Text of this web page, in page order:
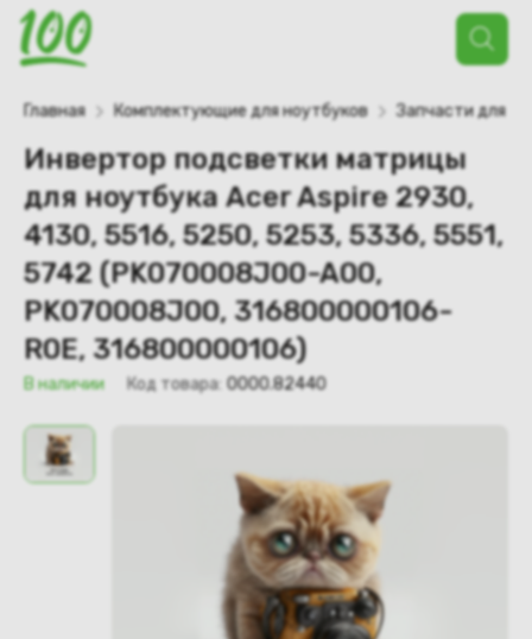
Поиск
товаров
Главная Комплектующие для ноутбуков Запчасти для
Инвертор подсветки матрицы
для ноутбука Acer Aspire 2930,
4130, 5516, 5250, 5253, 5336, 5551,
5742 (PK070008J00-A00,
PK070008J00, 316800000106-
R0E, 316800000106)
В наличии Код товара: 0000.82440